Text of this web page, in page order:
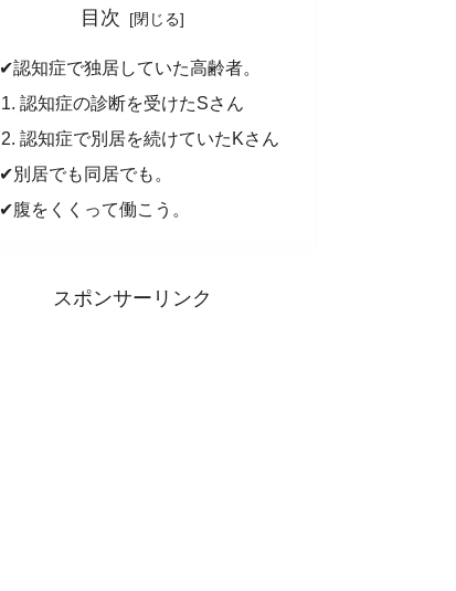
目次
✔認知症で独居していた高齢者。
認知症の診断を受けたSさん
認知症で別居を続けていたKさん
✔別居でも同居でも。
✔腹をくくって働こう。
スポンサーリンク